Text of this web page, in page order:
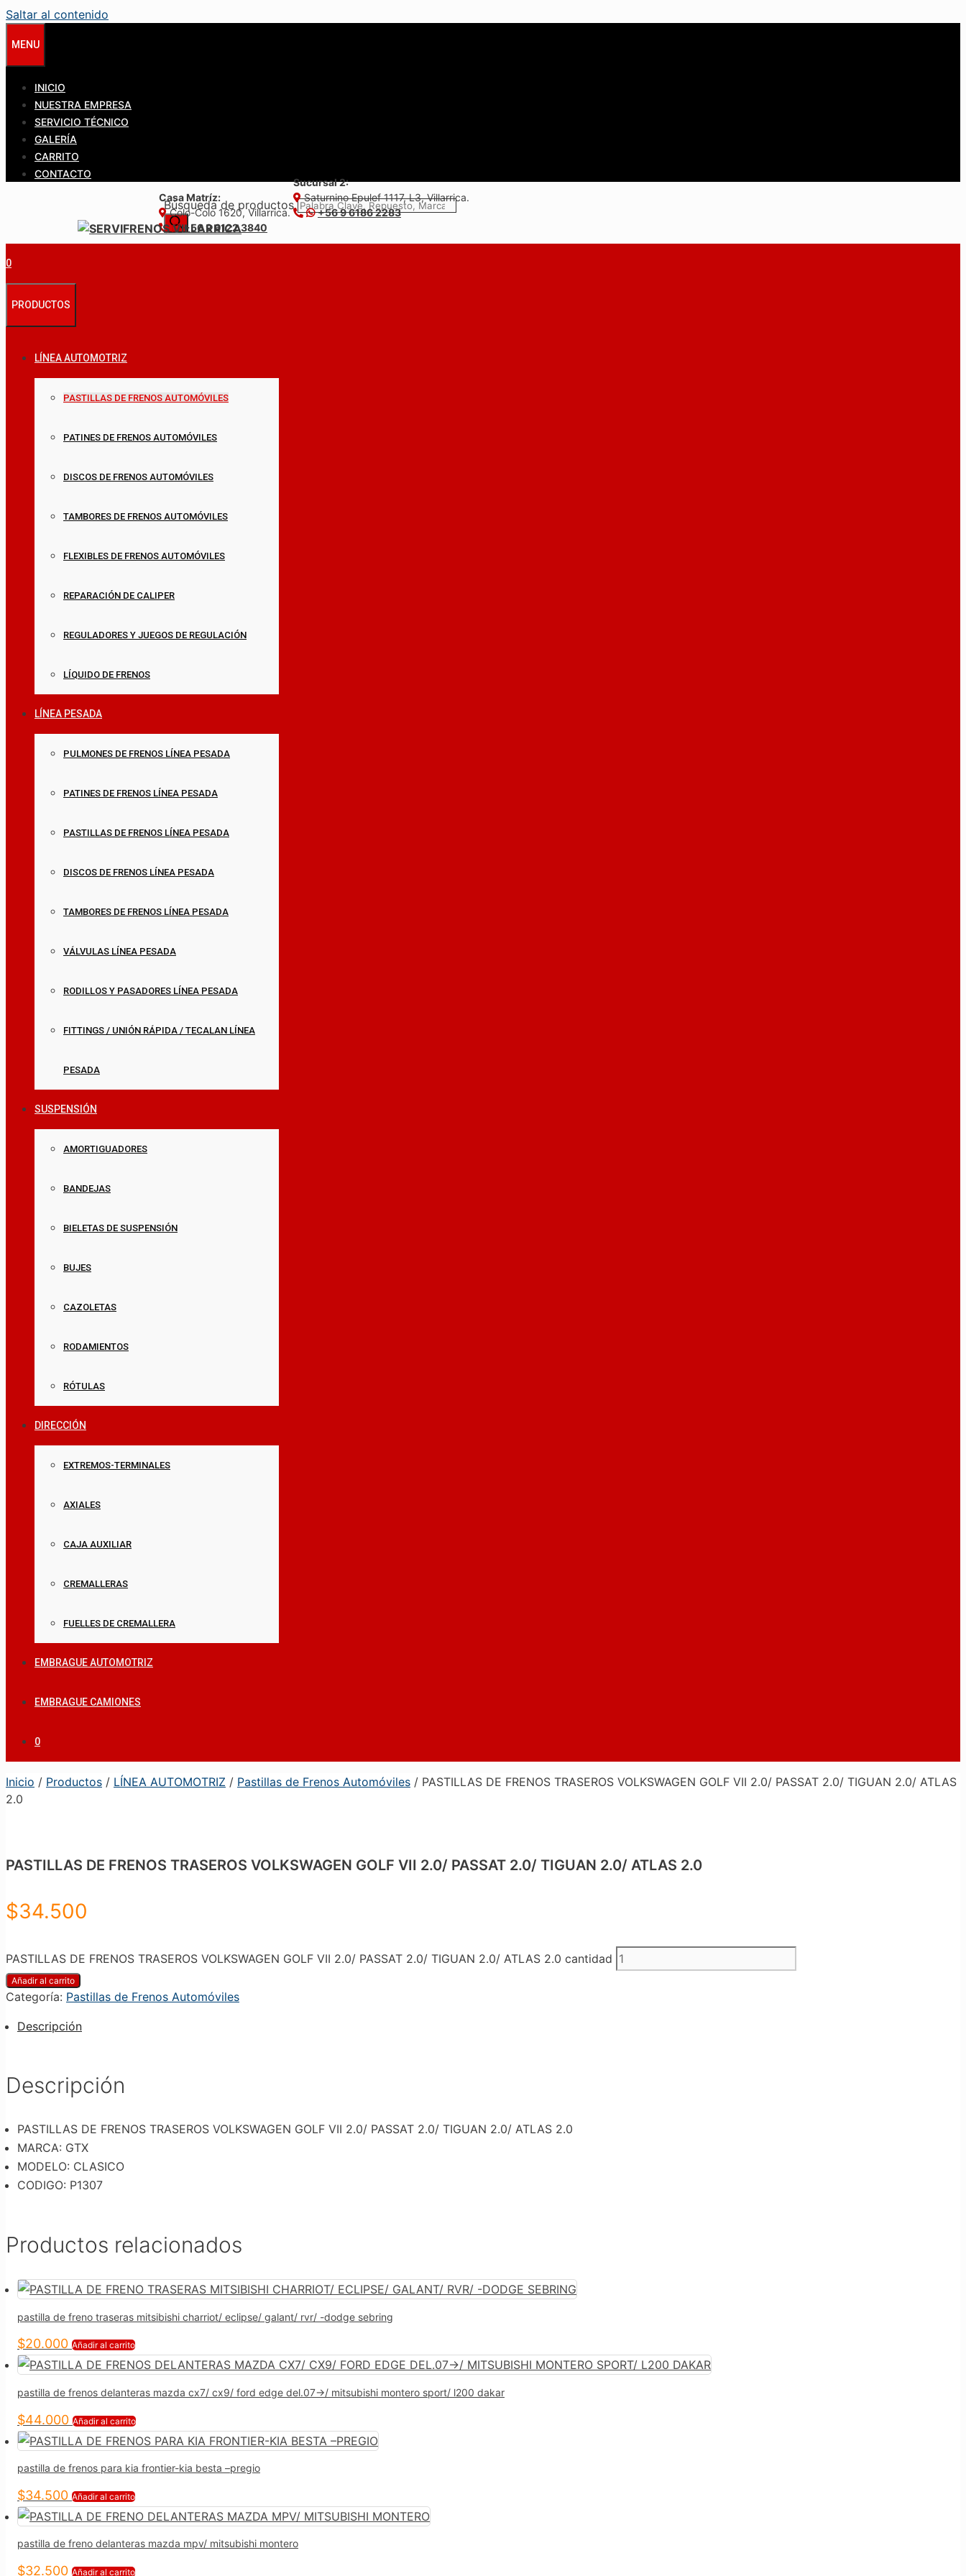
Saltar al contenido
MENU
INICIO
NUESTRA EMPRESA
SERVICIO TÉCNICO
GALERÍA
CARRITO
CONTACTO
Búsqueda de productos
Casa Matríz:
Colo-Colo 1620, Villarrica.
+56 9 6122 3840
Sucursal 2:
Saturnino Epulef 1117, L3, Villarrica.
+56 9 6186 2283
0
PRODUCTOS
LÍNEA AUTOMOTRIZ
PASTILLAS DE FRENOS AUTOMÓVILES
PATINES DE FRENOS AUTOMÓVILES
DISCOS DE FRENOS AUTOMÓVILES
TAMBORES DE FRENOS AUTOMÓVILES
FLEXIBLES DE FRENOS AUTOMÓVILES
REPARACIÓN DE CALIPER
REGULADORES Y JUEGOS DE REGULACIÓN
LÍQUIDO DE FRENOS
LÍNEA PESADA
PULMONES DE FRENOS LÍNEA PESADA
PATINES DE FRENOS LÍNEA PESADA
PASTILLAS DE FRENOS LÍNEA PESADA
DISCOS DE FRENOS LÍNEA PESADA
TAMBORES DE FRENOS LÍNEA PESADA
VÁLVULAS LÍNEA PESADA
RODILLOS Y PASADORES LÍNEA PESADA
FITTINGS / UNIÓN RÁPIDA / TECALAN LÍNEA
PESADA
SUSPENSIÓN
AMORTIGUADORES
BANDEJAS
BIELETAS DE SUSPENSIÓN
BUJES
CAZOLETAS
RODAMIENTOS
RÓTULAS
DIRECCIÓN
EXTREMOS-TERMINALES
AXIALES
CAJA AUXILIAR
CREMALLERAS
FUELLES DE CREMALLERA
EMBRAGUE AUTOMOTRIZ
EMBRAGUE CAMIONES
0
Inicio / Productos / LÍNEA AUTOMOTRIZ / Pastillas de Frenos Automóviles / PASTILLAS DE FRENOS TRASEROS VOLKSWAGEN GOLF VII 2.0/ PASSAT 2.0/ TIGUAN 2.0/ ATLAS
2.0
PASTILLAS DE FRENOS TRASEROS VOLKSWAGEN GOLF VII 2.0/ PASSAT 2.0/ TIGUAN 2.0/ ATLAS 2.0
$34.500
PASTILLAS DE FRENOS TRASEROS VOLKSWAGEN GOLF VII 2.0/ PASSAT 2.0/ TIGUAN 2.0/ ATLAS 2.0 cantidad
Añadir al carrito
Categoría: Pastillas de Frenos Automóviles
Descripción
Descripción
PASTILLAS DE FRENOS TRASEROS VOLKSWAGEN GOLF VII 2.0/ PASSAT 2.0/ TIGUAN 2.0/ ATLAS 2.0
MARCA: GTX
MODELO: CLASICO
CODIGO: P1307
Productos relacionados
pastilla de freno traseras mitsibishi charriot/ eclipse/ galant/ rvr/ -dodge sebring
$20.000 Añadir al carrito
pastilla de frenos delanteras mazda cx7/ cx9/ ford edge del.07->/ mitsubishi montero sport/ l200 dakar
$44.000 Añadir al carrito
pastilla de frenos para kia frontier-kia besta –pregio
$34.500 Añadir al carrito
pastilla de freno delanteras mazda mpv/ mitsubishi montero
$32.500 Añadir al carrito